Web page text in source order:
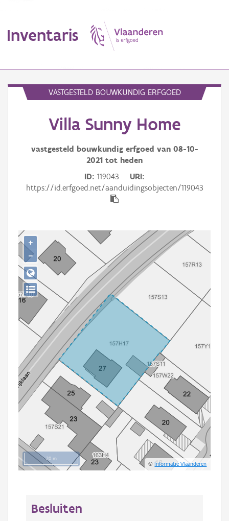
Inventaris
Erfgoedobject
Aanduidingsobject
Thema
Persoon of collectief
Downloads
Hergebruik
Aanmelden
VASTGESTELD BOUWKUNDIG ERFGOED
Villa Sunny Home
vastgesteld bouwkundig erfgoed van 08-10-
2021 tot heden
ID 119043
URI
https://id.erfgoed.net/aanduidingsobjecten/119043
20 m
©Informatie Vlaanderen
+
−
Besluiten